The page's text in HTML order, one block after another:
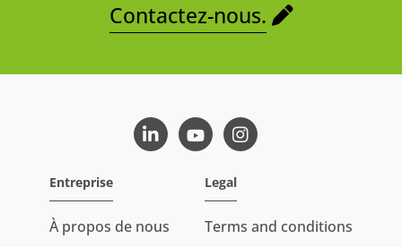
Contactez-nous.
LinkedInYoutubeInstagram
Entreprise
À propos de nous
Legal
Terms and conditions